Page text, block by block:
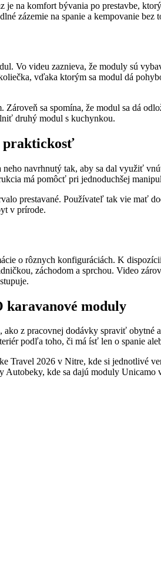
je na komfort bývania po prestavbe,
zázemie na spanie a kempovanie bez
Vo videu zaznieva, že moduly sú
vďaka ktorým sa modul dá
sa spomína, že modul sa dá
druhý modul s kuchynkou.
praktickosť
navrhnutý tak, aby sa dal využiť
má pomôcť pri jednoduchšej
prestavané. Používateľ tak vie mať
v prírode.
o rôznych konfiguráciách. K
záchodom a sprchou. Video
moduly
z pracovnej dodávky spraviť obytné
podľa toho, či má ísť len o spanie
Travel 2026 v Nitre, kde si jednotlivé
Autobeky, kde sa dajú moduly